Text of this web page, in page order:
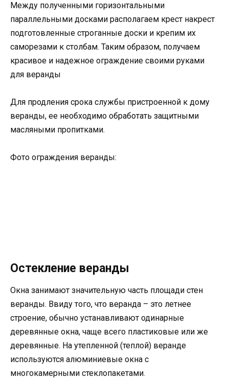
Между полученными горизонтальными
параллельными досками располагаем крест накрест
подготовленные строганные доски и крепим их
саморезами к столбам. Таким образом, получаем
красивое и надежное ограждение своими руками
для веранды
Для продления срока службы пристроенной к дому
веранды, ее необходимо обработать защитными
масляными пропитками.
Фото ограждения веранды:
Остекление веранды
Окна занимают значительную часть площади стен
веранды. Ввиду того, что веранда – это летнее
строение, обычно устанавливают одинарные
деревянные окна, чаще всего пластиковые или же
деревянные. На утепленной (теплой) веранде
используются алюминиевые окна с
многокамерными стеклопакетами.